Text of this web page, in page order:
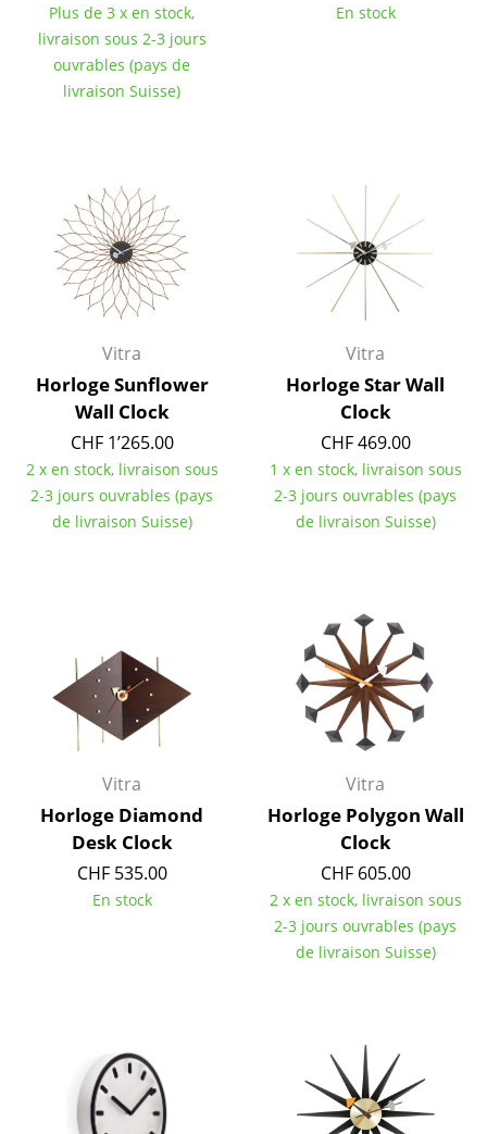
Pièces détachées
... voir toutes les tables
Bibliothèques
Étagères murales
Buffets & Commodes
Meubles TV
Caissons roulants et Meubles d’appoint
Meubles de bar
Garde-robes
Petits rangements
Luminaires
Suspensions & Plafonniers
Lampes de table
Lampes de bureau
Lampadaires et Liseuses
Lampes de sol
... voir tous les luminaires
Plus de 3 x en stock,
livraison sous 2-3 jours
ouvrables (pays de
livraison Suisse)
En stock
Vitra
Horloge Sunflower
Wall Clock
CHF 1’265.00
2 x en stock, livraison sous
2-3 jours ouvrables (pays
de livraison Suisse)
Vitra
Horloge Star Wall
Clock
CHF 469.00
1 x en stock, livraison sous
2-3 jours ouvrables (pays
de livraison Suisse)
Vitra
Horloge Diamond
Desk Clock
CHF 535.00
En stock
Vitra
Horloge Polygon Wall
Clock
CHF 605.00
2 x en stock, livraison sous
2-3 jours ouvrables (pays
de livraison Suisse)